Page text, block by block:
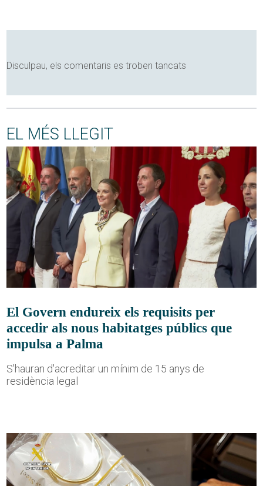
Disculpau, els comentaris es troben tancats
EL MÉS LLEGIT
El Govern endureix els requisits per
accedir als nous habitatges públics que
impulsa a Palma
S'hauran d'acreditar un mínim de 15 anys de
residència legal